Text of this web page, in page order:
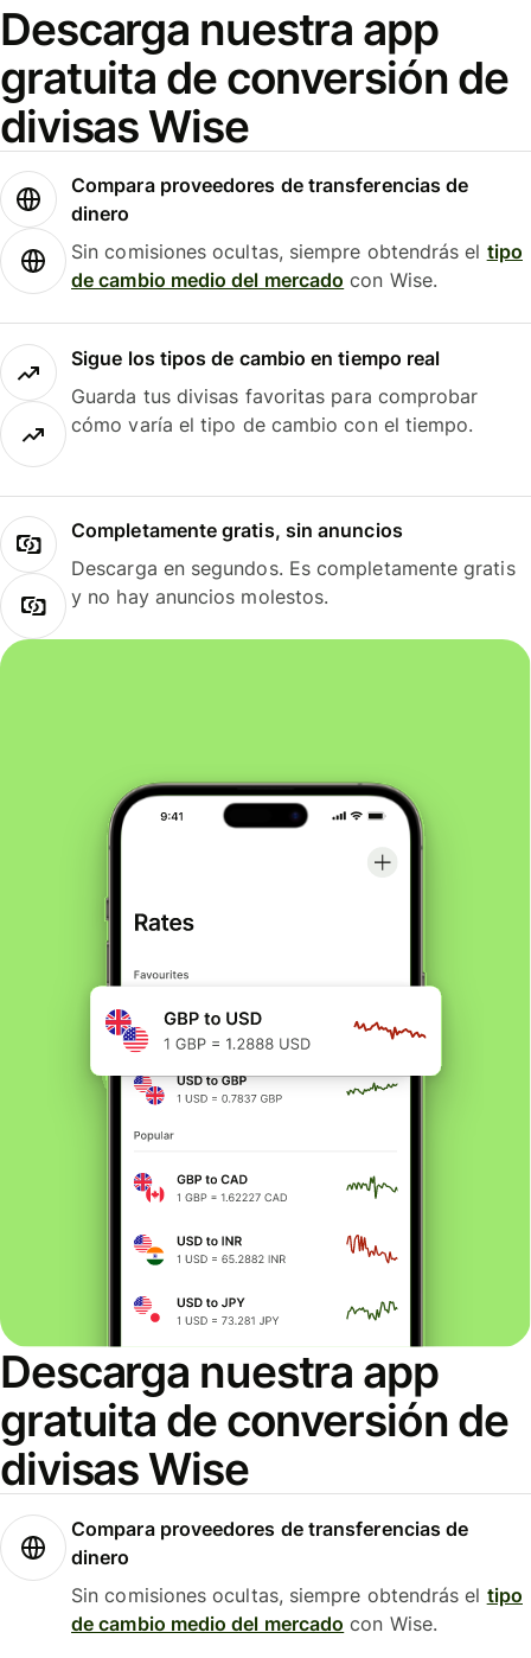
Descarga nuestra app
gratuita de conversión de
divisas Wise
Compara proveedores de transferencias de
dinero
Sin comisiones ocultas, siempre obtendrás el tipo
de cambio medio del mercado con Wise.
Sigue los tipos de cambio en tiempo real
Guarda tus divisas favoritas para comprobar
cómo varía el tipo de cambio con el tiempo.
Completamente gratis, sin anuncios
Descarga en segundos. Es completamente gratis
y no hay anuncios molestos.
Descarga nuestra app
gratuita de conversión de
divisas Wise
Compara proveedores de transferencias de
dinero
Sin comisiones ocultas, siempre obtendrás el tipo
de cambio medio del mercado con Wise.